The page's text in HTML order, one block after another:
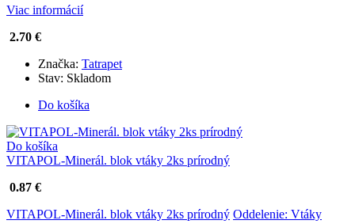
Viac informácií
2.70 €
Značka: Tatrapet
Stav: Skladom
Do košíka
Do košíka
VITAPOL-Minerál. blok vtáky 2ks prírodný
0.87 €
VITAPOL-Minerál. blok vtáky 2ks prírodný Oddelenie: Vtáky